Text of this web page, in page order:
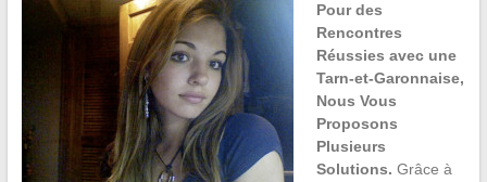
Pour des
Rencontres
Réussies avec une
Tarn-et-Garonnaise,
Nous Vous
Proposons
Plusieurs
Solutions. Grâce à